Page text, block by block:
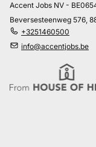
Accent Jobs NV -
Beversesteenweg 576,
+3251460500
info@accentjobs.be